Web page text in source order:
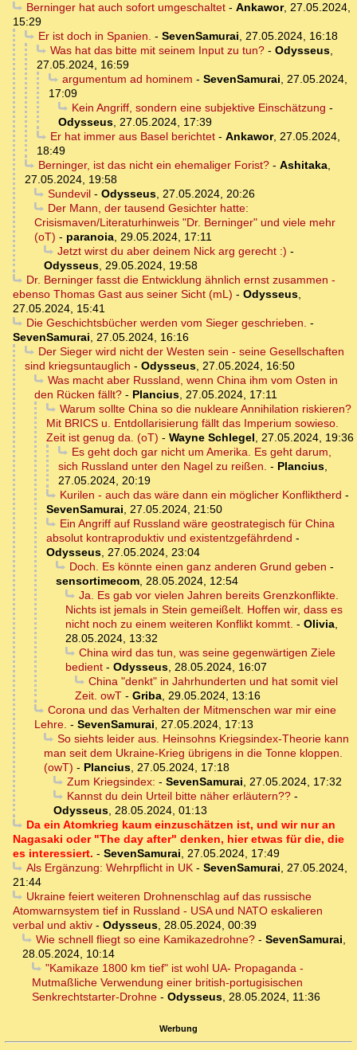
Berninger hat auch sofort umgeschaltet- Ankawor, 27.05.2024,
15:29
Er ist doch in Spanien. - SevenSamurai, 27.05.2024, 16:18
Was hat das bitte mit seinem Input zu tun?- Odysseus,
27.05.2024, 16:59
argumentum ad hominem - SevenSamurai, 27.05.2024,
17:09
Kein Angriff, sondern eine subjektive Einschätzung -
Odysseus, 27.05.2024, 17:39
Er hat immer aus Basel berichtet- Ankawor, 27.05.2024,
18:49
Berninger, ist das nicht ein ehemaliger Forist?- Ashitaka,
27.05.2024, 19:58
Sundevil- Odysseus, 27.05.2024, 20:26
Der Mann, der tausend Gesichter hatte:
Crisismaven/Literaturhinweis "Dr. Berninger" und viele mehr
(oT) - paranoia, 29.05.2024, 17:11
Jetzt wirst du aber deinem Nick arg gerecht :) -
Odysseus, 29.05.2024, 19:58
Dr. Berninger fasst die Entwicklung ähnlich ernst zusammen -
ebenso Thomas Gast aus seiner Sicht (mL) - Odysseus,
27.05.2024, 15:41
Die Geschichtsbücher werden vom Sieger geschrieben. -
SevenSamurai, 27.05.2024, 16:16
Der Sieger wird nicht der Westen sein - seine Gesellschaften
sind kriegsuntauglich - Odysseus, 27.05.2024, 16:50
Was macht aber Russland, wenn China ihm vom Osten in
den Rücken fällt? - Plancius, 27.05.2024, 17:11
Warum sollte China so die nukleare Annihilation riskieren?
Mit BRICS u. Entdollarisierung fällt das Imperium sowieso.
Zeit ist genug da. (oT) - Wayne Schlegel, 27.05.2024, 19:36
Es geht doch gar nicht um Amerika. Es geht darum,
sich Russland unter den Nagel zu reißen. - Plancius,
27.05.2024, 20:19
Kurilen - auch das wäre dann ein möglicher Konfliktherd -
SevenSamurai, 27.05.2024, 21:50
Ein Angriff auf Russland wäre geostrategisch für China
absolut kontraproduktiv und existentzgefährdend -
Odysseus, 27.05.2024, 23:04
Doch. Es könnte einen ganz anderen Grund geben -
sensortimecom, 28.05.2024, 12:54
Ja. Es gab vor vielen Jahren bereits Grenzkonflikte.
Nichts ist jemals in Stein gemeißelt. Hoffen wir, dass es
nicht noch zu einem weiteren Konflikt kommt. - Olivia,
28.05.2024, 13:32
China wird das tun, was seine gegenwärtigen Ziele
bedient - Odysseus, 28.05.2024, 16:07
China "denkt" in Jahrhunderten und hat somit viel
Zeit. owT - Griba, 29.05.2024, 13:16
Corona und das Verhalten der Mitmenschen war mir eine
Lehre. - SevenSamurai, 27.05.2024, 17:13
So siehts leider aus. Heinsohns Kriegsindex-Theorie kann
man seit dem Ukraine-Krieg übrigens in die Tonne kloppen.
(owT) - Plancius, 27.05.2024, 17:18
Zum Kriegsindex: - SevenSamurai, 27.05.2024, 17:32
Kannst du dein Urteil bitte näher erläutern??-
Odysseus, 28.05.2024, 01:13
Da ein Atomkrieg kaum einzuschätzen ist, und wir nur an
Nagasaki oder "The day after" denken, hier etwas für die, die
es interessiert. - SevenSamurai, 27.05.2024, 17:49
Als Ergänzung: Wehrpflicht in UK- SevenSamurai, 27.05.2024,
21:44
Ukraine feiert weiteren Drohnenschlag auf das russische
Atomwarnsystem tief in Russland - USA und NATO eskalieren
verbal und aktiv - Odysseus, 28.05.2024, 00:39
Wie schnell fliegt so eine Kamikazedrohne?- SevenSamurai,
28.05.2024, 10:14
"Kamikaze 1800 km tief" ist wohl UA- Propaganda -
Mutmaßliche Verwendung einer british-portugisischen
Senkrechtstarter-Drohne - Odysseus, 28.05.2024, 11:36
Werbung